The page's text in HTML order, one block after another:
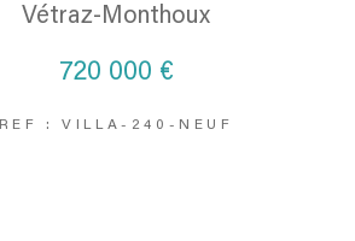
Vétraz‑Monthoux
720 000 €
REF : VILLA-240-NEUF